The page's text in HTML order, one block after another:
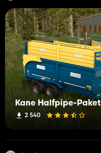
Kane Halfpipe-Paket
2 540